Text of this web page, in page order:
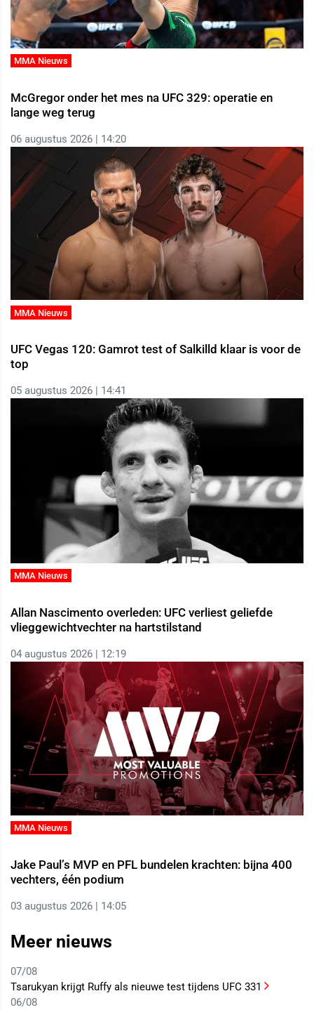
MMA Nieuws
McGregor onder het mes na UFC 329: operatie en
lange weg terug
06 augustus 2026 | 14:20
MMA Nieuws
UFC Vegas 120: Gamrot test of Salkilld klaar is voor de
top
05 augustus 2026 | 14:41
MMA Nieuws
Allan Nascimento overleden: UFC verliest geliefde
vlieggewichtvechter na hartstilstand
04 augustus 2026 | 12:19
MMA Nieuws
Jake Paul’s MVP en PFL bundelen krachten: bijna 400
vechters, één podium
03 augustus 2026 | 14:05
Meer nieuws
07/08
Tsarukyan krijgt Ruffy als nieuwe test tijdens UFC 331
06/08